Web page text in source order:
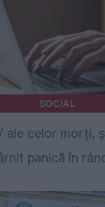
SOCIAL
ale celor morți,
panică în